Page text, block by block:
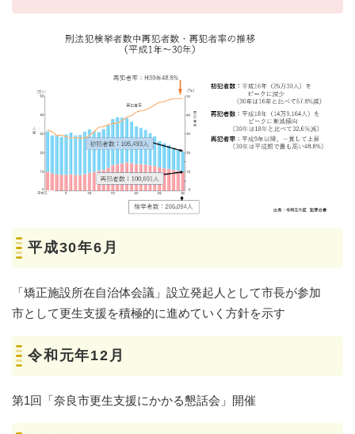
平成30年6月
「矯正施設所在自治体会議」設立発起人として市長が参加
市として更生支援を積極的に進めていく方針を示す
令和元年12月
第1回「奈良市更生支援にかかる懇話会」開催